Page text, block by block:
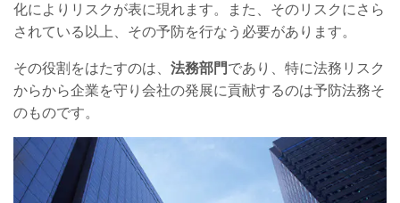
化によりリスクが表に現れます。また、そのリスクにさら
されている以上、その予防を行なう必要があります。
その役割をはたすのは、 法務部門であり、特に法務リスク
からから企業を守り会社の発展に貢献するのは予防法務そ
のものです。